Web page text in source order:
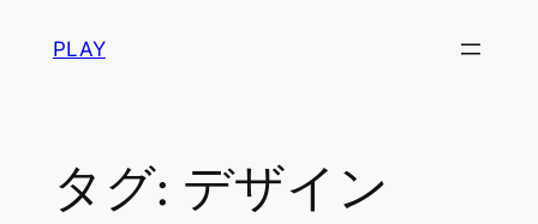
PLAY
タグ: デザイン